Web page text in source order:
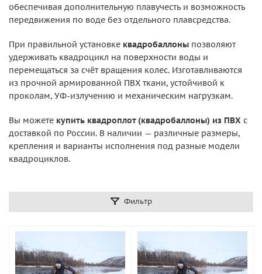
обеспечивая дополнительную плавучесть и возможность
передвижения по воде без отдельного плавсредства.
При правильной установке квадробаллоны позволяют
удерживать квадроцикл на поверхности воды и
перемещаться за счёт вращения колес. Изготавливаются
из прочной армированной ПВХ ткани, устойчивой к
проколам, УФ-излучению и механическим нагрузкам.
Вы можете купить квадроплот (квадробаллоны) из ПВХ с
доставкой по России. В наличии — различные размеры,
крепления и варианты исполнения под разные модели
квадроциклов.
Фильтр